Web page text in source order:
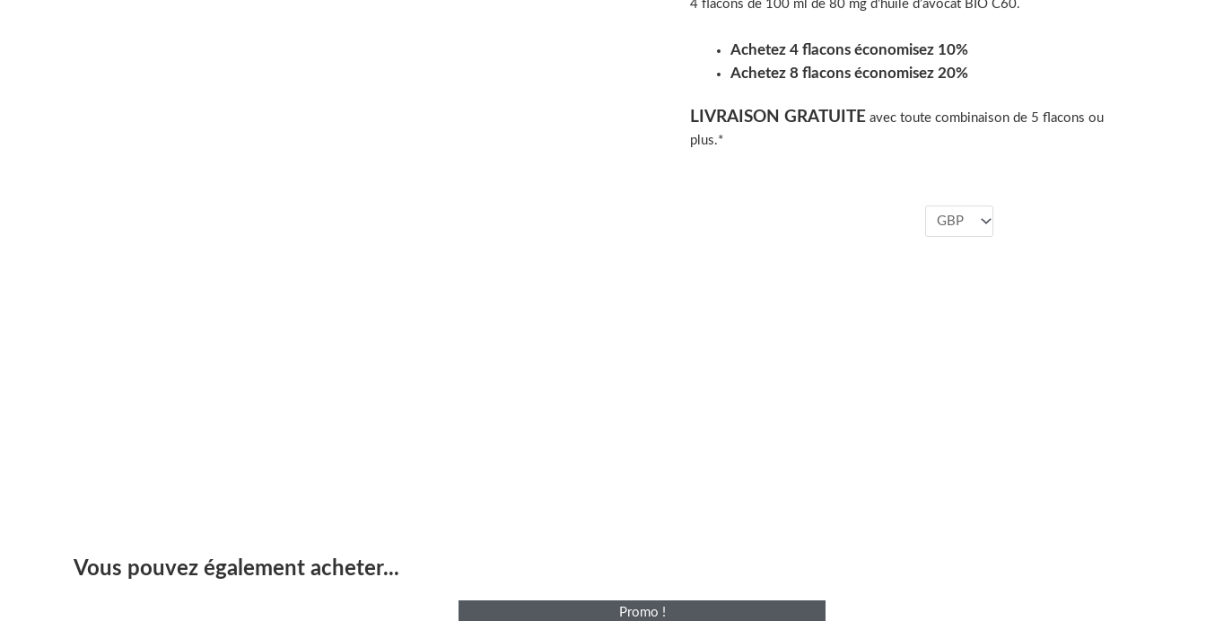
4 flacons de 100 ml de 80 mg d’huile d’avocat BIO C60.
Achetez 4 flacons économisez 10%
Achetez 8 flacons économisez 20%
LIVRAISON GRATUITE avec toute combinaison de 5 flacons ou
plus.*
Vous pouvez également acheter...
Promo !
Le